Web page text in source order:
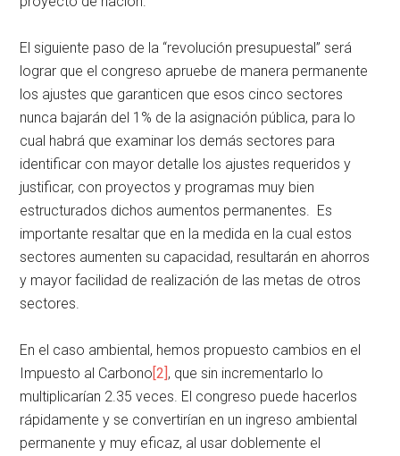
El siguiente paso de la “revolución presupuestal” será
lograr que el congreso apruebe de manera permanente
los ajustes que garanticen que esos cinco sectores
nunca bajarán del 1% de la asignación pública, para lo
cual habrá que examinar los demás sectores para
identificar con mayor detalle los ajustes requeridos y
justificar, con proyectos y programas muy bien
estructurados dichos aumentos permanentes. Es
importante resaltar que en la medida en la cual estos
sectores aumenten su capacidad, resultarán en ahorros
y mayor facilidad de realización de las metas de otros
sectores.
En el caso ambiental, hemos propuesto cambios en el
Impuesto al Carbono[2], que sin incrementarlo lo
multiplicarían 2.35 veces. El congreso puede hacerlos
rápidamente y se convertirían en un ingreso ambiental
permanente y muy eficaz, al usar doblemente el